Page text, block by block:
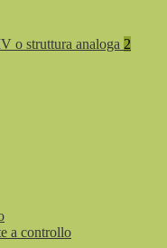
o struttura analoga 2
a controllo